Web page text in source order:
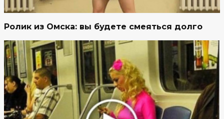
Ролик из Омска: вы будете смеяться долго